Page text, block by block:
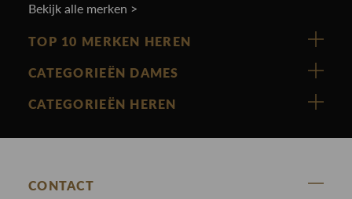
Bekijk alle merken >
TOP 10 MERKEN HEREN
Vanguard
Cast Iron
State Of Art
CATEGORIEËN DAMES
Nieuw binnen
Blouses
CATEGORIEËN HEREN
Broeken
CONTACT